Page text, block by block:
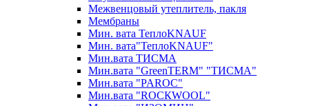
Межвенцовый утеплитель, пакля
Мембраны
Мин. вата ТеплоKNAUF
Мин. вата"ТеплоKNAUF"
Мин.вата ТИСМА
Мин.вата "GreenTERM" "ТИСМА"
Мин.вата "PAROC"
Мин.вата "ROCКWOOL"